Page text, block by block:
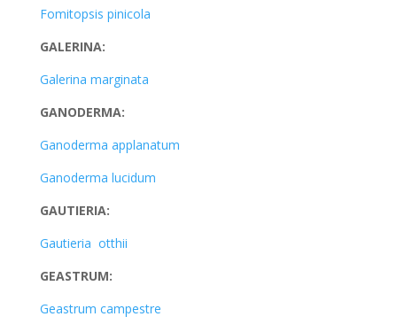
Fomitopsis pinicola
GALERINA:
Galerina marginata
GANODERMA:
Ganoderma applanatum
Ganoderma lucidum
GAUTIERIA:
Gautieria otthii
GEASTRUM:
Geastrum campestre